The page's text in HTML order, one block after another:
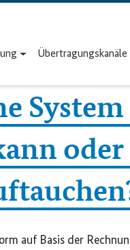
Übertragungs­kanäle
auf Basis der